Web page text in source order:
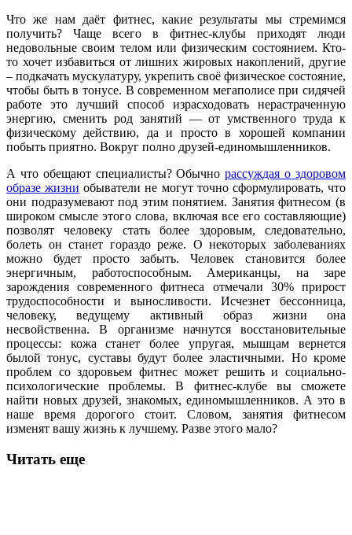
Что же нам даёт фитнес, какие результаты мы стремимся
получить? Чаще всего в фитнес-клубы приходят люди
недовольные своим телом или физическим состоянием. Кто-
то хочет избавиться от лишних жировых накоплений, другие
– подкачать мускулатуру, укрепить своё физическое состояние,
чтобы быть в тонусе. В современном мегаполисе при сидячей
работе это лучший способ израсходовать нерастраченную
энергию, сменить род занятий — от умственного труда к
физическому действию, да и просто в хорошей компании
побыть приятно. Вокруг полно друзей-единомышленников.
А что обещают специалисты? Обычнорассуждая о здоровом
образе жизни обыватели не могут точно сформулировать, что
они подразумевают под этим понятием. Занятия фитнесом (в
широком смысле этого слова, включая все его составляющие)
позволят человеку стать более здоровым, следовательно,
болеть он станет гораздо реже. О некоторых заболеваниях
можно будет просто забыть. Человек становится более
энергичным, работоспособным. Американцы, на заре
зарождения современного фитнеса отмечали 30% прирост
трудоспособности и выносливости. Исчезнет бессонница,
человеку, ведущему активный образ жизни она
несвойственна. В организме начнутся восстановительные
процессы: кожа станет более упругая, мышцам вернется
былой тонус, суставы будут более эластичными. Но кроме
проблем со здоровьем фитнес может решить и социально-
психологические проблемы. В фитнес-клубе вы сможете
найти новых друзей, знакомых, единомышленников. А это в
наше время дорогого стоит. Словом, занятия фитнесом
изменят вашу жизнь к лучшему. Разве этого мало?
Читать еще